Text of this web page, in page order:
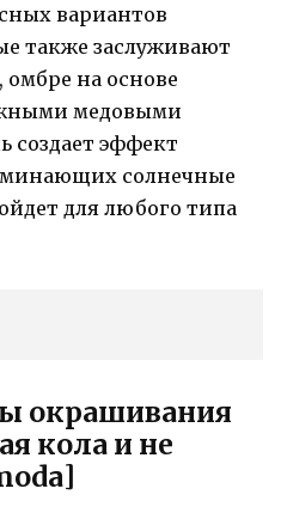
вариантов
также заслуживают
на основе
медовыми
создает эффект
солнечные
для любого типа
окрашивания
кола и не